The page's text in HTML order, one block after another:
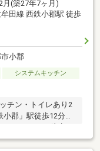
月(築27年7ヶ月)
田線 西鉄小郡駅 徒歩
小郡
システムキッチン
チン・トイレあり2
郡」駅徒歩12分・
マルキョウ徒歩6